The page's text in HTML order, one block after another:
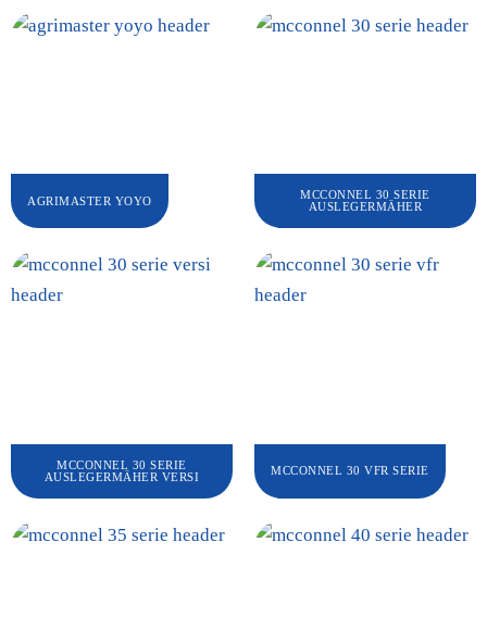
AGRIMASTER YOYO
MCCONNEL 30 SERIE
AUSLEGERMÄHER
MCCONNEL 30 SERIE
AUSLEGERMÄHER VERSI
MCCONNEL 30 VFR SERIE